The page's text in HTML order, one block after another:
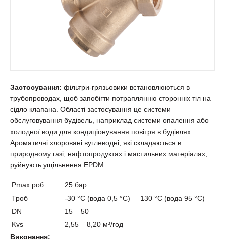
Застосування: фільтри-грязьовики встановлюються в
трубопроводах, щоб запобігти потраплянню сторонніх тіл на
сідло клапана. Області застосування це системи
обслуговування будівель, наприклад системи опалення або
холодної води для кондиціонування повітря в будівлях.
Ароматичні хлоровані вуглеводні, які складаються в
природному газі, нафтопродуктах і мастильних матеріалах,
руйнують ущільнення EPDM.
Pmax.роб.
25 бар
Троб
-30 °C (вода 0,5 °C) – 130 °C (вода 95 °C)
DN
15 – 50
Kvs
2,55 – 8,20 м³/год
Виконання: